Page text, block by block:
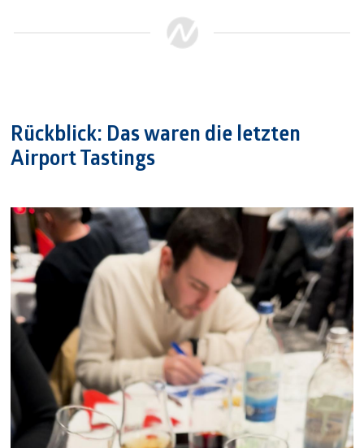
Rückblick: Das waren die letzten
Airport Tastings